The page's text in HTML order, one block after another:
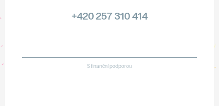
+420 257 310 414
S finanční podporou